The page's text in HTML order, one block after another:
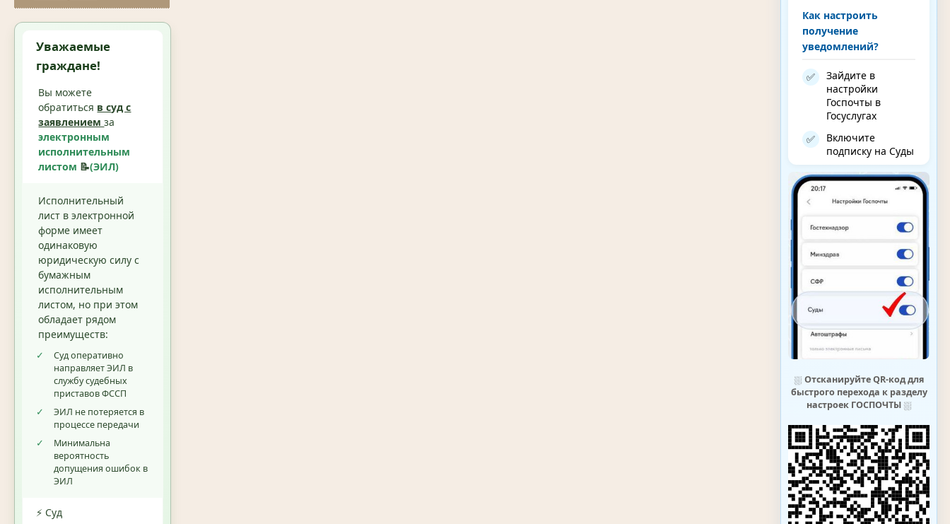
Уважаемые
граждане!
Вы можете
обратиться в суд с
заявлениемза
электронным
исполнительным
листом 📝(ЭИЛ)
Исполнительный
лист в электронной
форме имеет
одинаковую
юридическую силу с
бумажным
исполнительным
листом, но при этом
обладает рядом
преимуществ:
✓
Суд оперативно
направляет ЭИЛ в
службу судебных
приставов ФССП
✓
ЭИЛ не потеряется в
процессе передачи
✓
Минимальна
вероятность
допущения ошибок в
ЭИЛ
⚡ Суд
Как настроить
получение
уведомлений?
✅
Зайдите в
настройки
Госпочты в
Госуслугах
✅
Включите
подписку на Суды
⛆ Отсканируйте QR-код для
быстрого перехода к разделу
настроек ГОСПОЧТЫ⛆